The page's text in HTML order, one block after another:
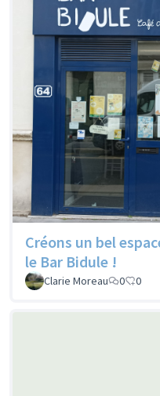
Créons un bel
le Bar Bidule !
Clarie Moreau 0 0